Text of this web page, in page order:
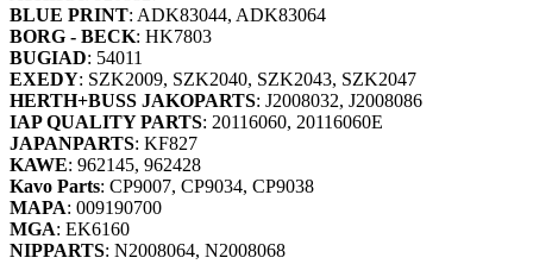
BLUE PRINT: ADK83044, ADK83064
BORG - BECK: HK7803
BUGIAD: 54011
EXEDY: SZK2009, SZK2040, SZK2043, SZK2047
HERTH+BUSS JAKOPARTS: J2008032, J2008086
IAP QUALITY PARTS: 20116060, 20116060E
JAPANPARTS: KF827
KAWE: 962145, 962428
Kavo Parts: CP9007, CP9034, CP9038
MAPA: 009190700
MGA: EK6160
NIPPARTS: N2008064, N2008068